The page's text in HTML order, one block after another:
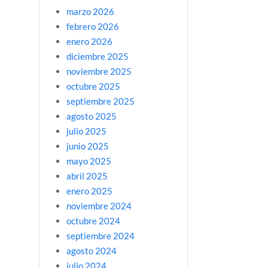
marzo 2026
febrero 2026
enero 2026
diciembre 2025
noviembre 2025
octubre 2025
septiembre 2025
agosto 2025
julio 2025
junio 2025
mayo 2025
abril 2025
enero 2025
noviembre 2024
octubre 2024
septiembre 2024
agosto 2024
julio 2024